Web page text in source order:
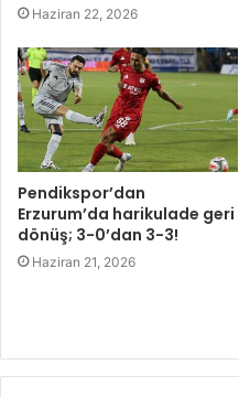
Haziran 22, 2026
Pendikspor’dan
Erzurum’da harikulade geri
dönüş; 3-0’dan 3-3!
Haziran 21, 2026